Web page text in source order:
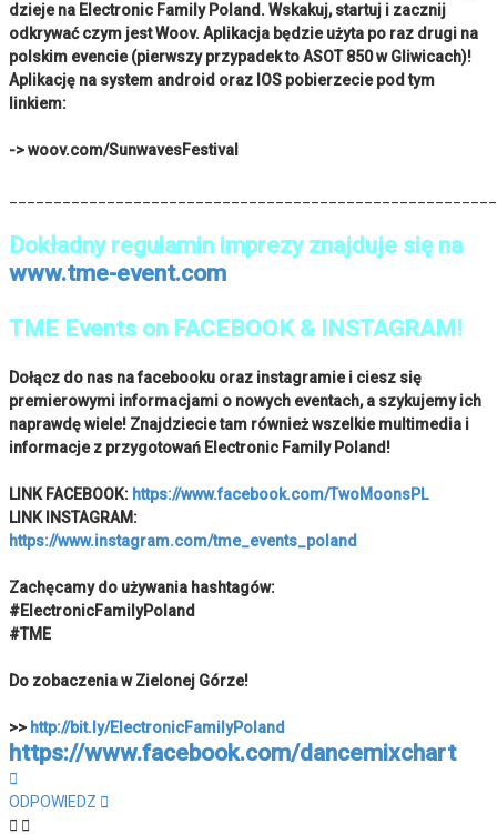
dzieje na Electronic Family Poland. Wskakuj, startuj i zacznij
odkrywać czym jest Woov. Aplikacja będzie użyta po raz drugi na
polskim evencie (pierwszy przypadek to ASOT 850 w Gliwicach)!
Aplikację na system android oraz IOS pobierzecie pod tym
linkiem:
-> woov.com/SunwavesFestival
Dokładny regulamin imprezy znajduje się na
www.tme-event.com
TME Events on FACEBOOK & INSTAGRAM!
Dołącz do nas na facebooku oraz instagramie i ciesz się
premierowymi informacjami o nowych eventach, a szykujemy ich
naprawdę wiele! Znajdziecie tam również wszelkie multimedia i
informacje z przygotowań Electronic Family Poland!
LINK FACEBOOK: https://www.facebook.com/TwoMoonsPL
LINK INSTAGRAM:
https://www.instagram.com/tme_events_poland
Zachęcamy do używania hashtagów:
#ElectronicFamilyPoland
#TME
Do zobaczenia w Zielonej Górze!
>> http://bit.ly/ElectronicFamilyPoland
https://www.facebook.com/dancemixchart
górę
ODPOWIEDZ